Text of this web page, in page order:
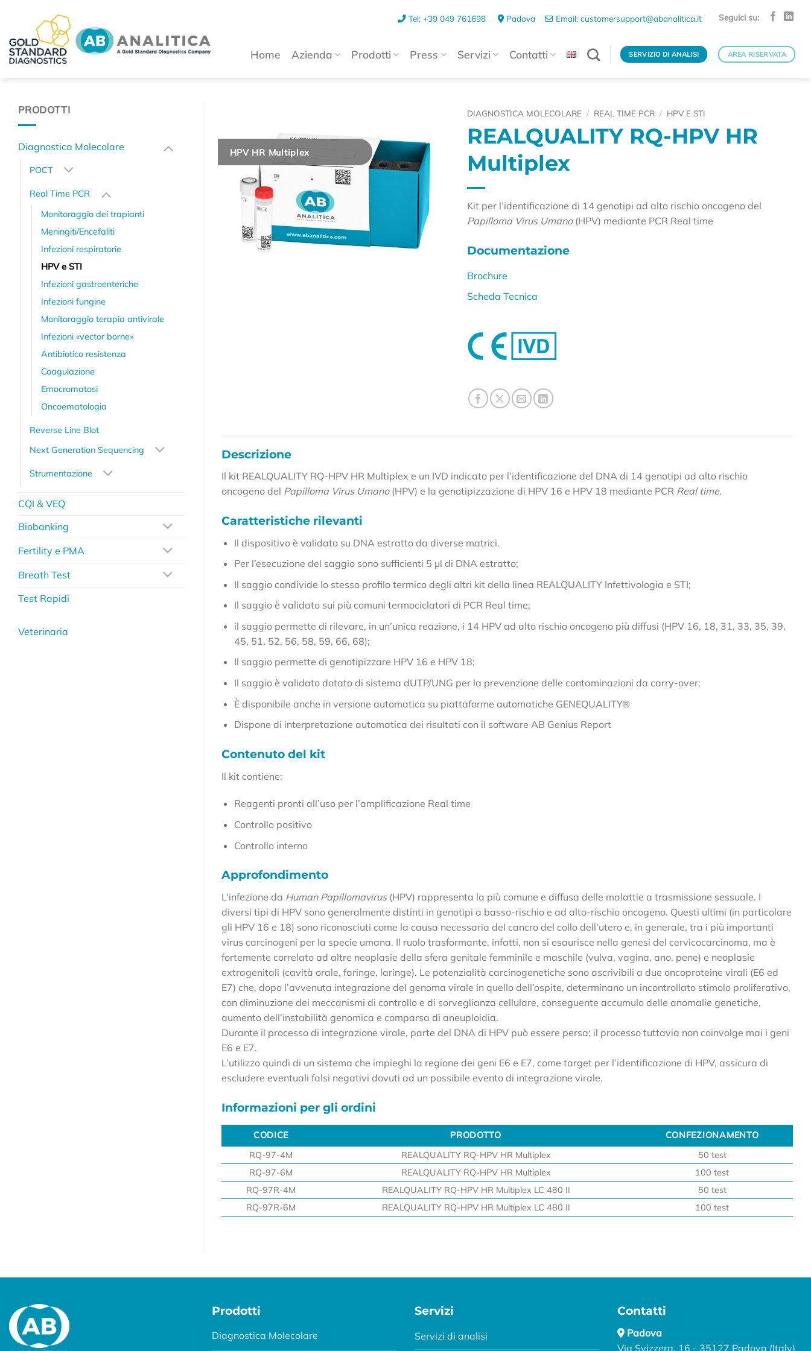
contenuti
Tel: +39 049 761698 Padova Email: customersupport@abanalitica.it Seguici su:
Home Azienda Prodotti Press Servizi Contatti SERVIZIO DI ANALISI AREA RISERVATA
PRODOTTI
Diagnostica Molecolare
POCT
Real Time PCR
Monitoraggio dei trapianti
Meningiti/Encefaliti
Infezioni respiratorie
HPV e STI
Infezioni gastroenteriche
Infezioni fungine
Monitoraggio terapia antivirale
Infezioni «vector borne»
Antibiotico resistenza
Coagulazione
Emocromatosi
Oncoematologia
Reverse Line Blot
Next Generation Sequencing
Strumentazione
CQI & VEQ
Biobanking
Fertility e PMA
Breath Test
Test Rapidi
Veterinaria
HPV HR Multiplex
DIAGNOSTICA MOLECOLARE / REAL TIME PCR / HPV E STI
REALQUALITY RQ-HPV HR
Multiplex
Kit per l’identificazione di 14 genotipi ad alto rischio oncogeno del
Papilloma Virus Umano(HPV) mediante PCR Real time
Documentazione
Brochure
Scheda Tecnica
Descrizione
Il kit REALQUALITY RQ-HPV HR Multiplex e un IVD indicato per l’identificazione del DNA di 14 genotipi ad alto rischio
oncogeno del Papilloma Virus Umano(HPV) e la genotipizzazione di HPV 16 e HPV 18 mediante PCR Real time.
Caratteristiche rilevanti
Il dispositivo è validato su DNA estratto da diverse matrici.
Per l’esecuzione del saggio sono sufficienti 5 µl di DNA estratto;
Il saggio condivide lo stesso profilo termico degli altri kit della linea REALQUALITY Infettivologia e STI;
Il saggio è validato sui più comuni termociclatori di PCR Real time;
il saggio permette di rilevare, in un’unica reazione, i 14 HPV ad alto rischio oncogeno più diffusi (HPV 16, 18, 31, 33, 35, 39,
45, 51, 52, 56, 58, 59, 66, 68);
Il saggio permette di genotipizzare HPV 16 e HPV 18;
Il saggio è validato dotato di sistema dUTP/UNG per la prevenzione delle contaminazioni da carry-over;
È disponibile anche in versione automatica su piattaforme automatiche GENEQUALITY®
Dispone di interpretazione automatica dei risultati con il software AB Genius Report
Contenuto del kit
Il kit contiene:
Reagenti pronti all’uso per l’amplificazione Real time
Controllo positivo
Controllo interno
Approfondimento
L’infezione da Human Papillomavirus(HPV) rappresenta la più comune e diffusa delle malattie a trasmissione sessuale. I
diversi tipi di HPV sono generalmente distinti in genotipi a basso-rischio e ad alto-rischio oncogeno. Questi ultimi (in particolare
gli HPV 16 e 18) sono riconosciuti come la causa necessaria del cancro del collo dell’utero e, in generale, tra i più importanti
virus carcinogeni per la specie umana. Il ruolo trasformante, infatti, non si esaurisce nella genesi del cervicocarcinoma, ma è
fortemente correlato ad altre neoplasie della sfera genitale femminile e maschile (vulva, vagina, ano, pene) e neoplasie
extragenitali (cavità orale, faringe, laringe). Le potenzialità carcinogenetiche sono ascrivibili a due oncoproteine virali (E6 ed
E7) che, dopo l’avvenuta integrazione del genoma virale in quello dell’ospite, determinano un incontrollato stimolo proliferativo,
con diminuzione dei meccanismi di controllo e di sorveglianza cellulare, conseguente accumulo delle anomalie genetiche,
aumento dell’instabilità genomica e comparsa di aneuploidia.
Durante il processo di integrazione virale, parte del DNA di HPV può essere persa; il processo tuttavia non coinvolge mai i geni
E6 e E7.
L’utilizzo quindi di un sistema che impieghi la regione dei geni E6 e E7, come target per l’identificazione di HPV, assicura di
escludere eventuali falsi negativi dovuti ad un possibile evento di integrazione virale.
Informazioni per gli ordini
CODICE PRODOTTO
CONFEZIONAMENTO
CODICE
PRODOTTO CONFEZIONAMENTO
RQ-97-4M REALQUALITY RQ-HPV HR Multiplex
50 test
RQ-97-6M
REALQUALITY RQ-HPV HR Multiplex
100 test
RQ-97R-4M
REALQUALITY RQ-HPV HR Multiplex LC 480 II
50 test
RQ-97R-6M
REALQUALITY RQ-HPV HR Multiplex LC 480 II 100 test
Prodotti
Diagnostica Molecolare
Servizi
Servizi di analisi
Contatti
Padova
Via Svizzera, 16 - 35127 Padova (Italy)